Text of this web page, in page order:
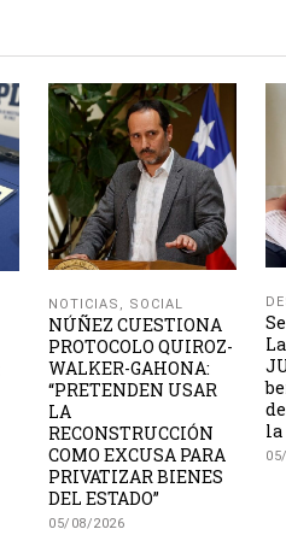
NOTICIAS , SOCIAL
NÚÑEZ CUESTIONA
PROTOCOLO QUIROZ-
WALKER-GAHONA:
“PRETENDEN USAR
LA
RECONSTRUCCIÓN
COMO EXCUSA PARA
PRIVATIZAR BIENES
DEL ESTADO”
05/08/2026
la